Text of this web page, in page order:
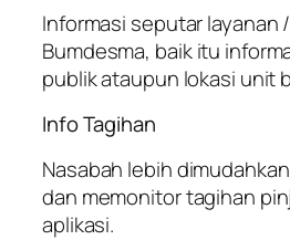
Informasi seputar layanan
Bumdesma, baik itu
publik ataupun lokasi unit
Info Tagihan
Nasabah lebih
dan memonitor tagihan
aplikasi.